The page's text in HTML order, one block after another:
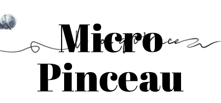
Micro
Pinceau